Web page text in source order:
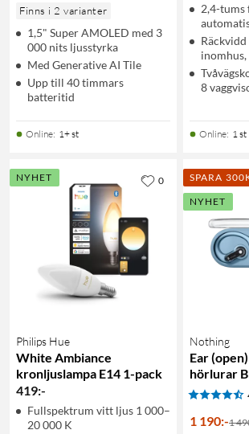
Finns i 2 varianter
1,5" Super AMOLED med 3
000 nits ljusstyrka
Med Generative AI Tile
Upp till 40 timmars
batteritid
Online: 1+ st
2,4-tums
8
Online: 1 st
NYHET
Philips Hue
White Ambiance
kronljuslampa E14 1-pack
419:-
Fullspektrum vitt ljus 1 000–
20 000 K
0
SPARA
NYHET
Nothing
Ear
hörlurar
1 190:-1